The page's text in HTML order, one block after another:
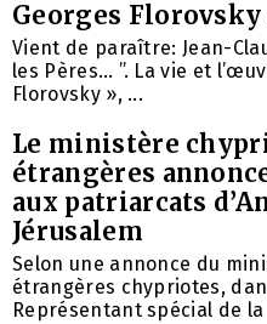
Georges Florovsky
Vient de paraître: Jean-
les Pères… ”. La vie et
Florovsky », ...
Le ministère
étrangères
aux patriarcats
Jérusalem
Selon une annonce du
étrangères chypriotes,
Représentant spécial de